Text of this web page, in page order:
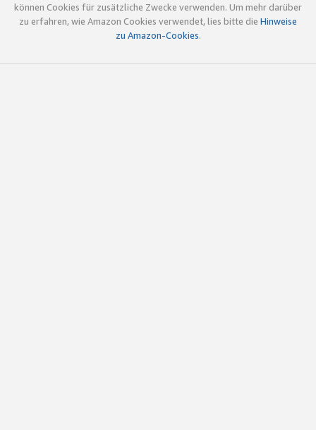
können Cookies für zusätzliche Zwecke verwenden. Um mehr darüber
zu erfahren, wie Amazon Cookies verwendet, lies bitte die Hinweise
zu Amazon-Cookies.